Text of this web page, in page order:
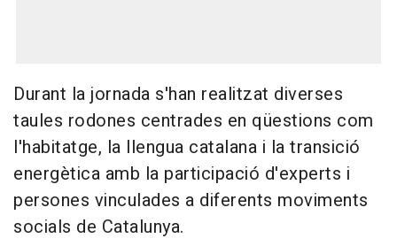
Durant la jornada s'han realitzat diverses
taules rodones centrades en qüestions com
l'habitatge, la llengua catalana i la transició
energètica amb la participació d'experts i
persones vinculades a diferents moviments
socials de Catalunya.